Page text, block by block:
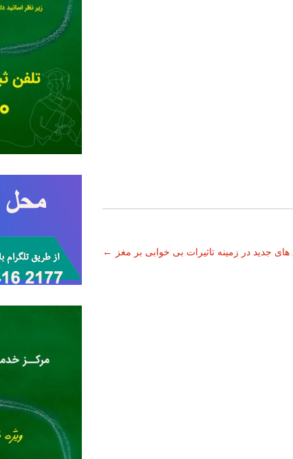
← جدید در زمینه تاثیرات بی خوابی بر مغز